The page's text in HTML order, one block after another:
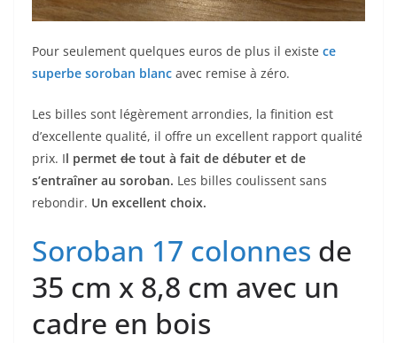
Pour seulement quelques euros de plus il existe ce
superbe soroban blanc avec remise à zéro.
Les billes sont légèrement arrondies, la finition est
d’excellente qualité, il offre un excellent rapport qualité
prix. Il permet de tout à fait de débuter et de
s’entraîner au soroban. Les billes coulissent sans
rebondir. Un excellent choix.
Soroban 17 colonnes de
35 cm x 8,8 cm avec un
cadre en bois